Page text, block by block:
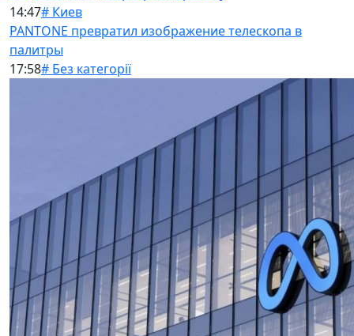
14:47# Киев
PANTONE превратил изображение телескопа в
палитры
17:58# Без категорії